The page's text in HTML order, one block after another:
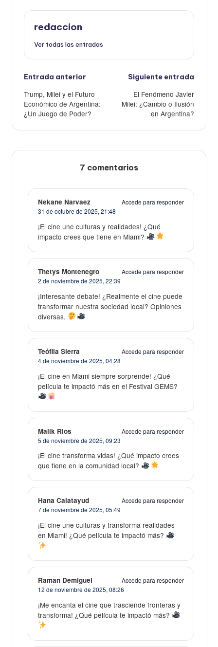
redaccion
Ver todas las entradas
Navegación
entradas
Entrada anterior
Trump, Milei y el Futuro
Económico de Argentina:
¿Un Juego de Poder?
Siguiente entrada
El Fenómeno Javier
Milei: ¿Cambio o Ilusión
en Argentina?
7 comentarios
Nekane Narvaez
Accede para responder
31 de octubre de 2025, 21:48
¡El cine une culturas y realidades! ¿Qué
impacto crees que tiene en Miami?
Thetys Montenegro
Accede para responder
2 de noviembre de 2025, 22:39
¡Interesante debate! ¿Realmente el cine puede
transformar nuestra sociedad local? Opiniones
diversas.
Teófila Sierra
Accede para responder
4 de noviembre de 2025, 04:28
¡El cine en Miami siempre sorprende! ¿Qué
película te impactó más en el Festival GEMS?
Malik Rios
Accede para responder
5 de noviembre de 2025, 09:23
¡El cine transforma vidas! ¿Qué impacto crees
que tiene en la comunidad local?
Hana Calatayud
Accede para responder
7 de noviembre de 2025,05:49
¡El cine une culturas y transforma realidades
en Miami! ¿Qué película te impactó más?
Raman Demiguel
Accede para responder
12 de noviembre de 2025, 08:26
¡Me encanta el cine que trasciende fronteras y
transforma! ¿Qué película te impactó más?